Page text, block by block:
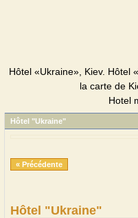
Hôtel «Ukraine», Kiev. Hôtel
la carte de
Hotel
Hôtel "Ukraine"
« Précédente
Hôtel "Ukraine"